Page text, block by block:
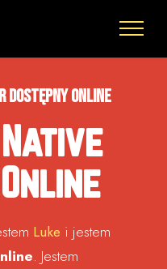
dostępny online
Luke i jestem
. Jestem